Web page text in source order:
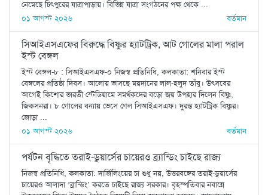
নেমেছে চিৎপুরের যাত্রাপাড়ায়। বিভিন্ন যাত্রা সংগঠনের পক্ষ থেকে ...
০১ আগস্ট ২০২৬
বর্তমান
সিআইএসএফের বিরুদ্ধে বিষ্ণুর হ্যাটট্রিক, আট গোলের মালা পরাল
ইস্ট বেঙ্গল
ইস্ট বেঙ্গল-৮ : সিআইএসএফ-০ নিজস্ব প্রতিনিধি, কলকাতা: শনিবার ইস্ট
বেঙ্গলের প্রতিষ্ঠা দিবস। আলোয় ভাসছে ময়দানের লাল-হলুদ তাঁবু। উৎসবের
আগেই কিশোর ভারতী স্টেডিয়ামে সমর্থকদের বড়ো জয় উপহার দিলেন বিষ্ণু,
জিকসনরা। ৮ গোলের বন্যায় ভেসে গেল সিআইএসএফ। দুরন্ত হ্যাটট্রিক বিষ্ণুর।
জোড়া ...
০১ আগস্ট ২০২৬
বর্তমান
পর্যটন বৃদ্ধিতে তরাই-ডুয়ার্সের চায়েরও ব্র্যান্ডিং চাইছে রাজ্য
নিজস্ব প্রতিনিধি, কলকাতা: দার্জিলিংয়ের চা শুধু নয়, উত্তরবঙ্গের তরাই-ডুয়ার্সের
চায়েরও আলাদা ‘ব্রান্ডিং’ করতে চাইছে রাজ্য সরকার। বৃহস্পতিবার নবান্নে